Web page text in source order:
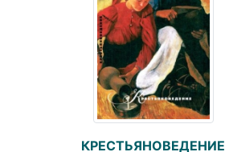
КРЕСТЬЯНОВЕДЕНИЕ